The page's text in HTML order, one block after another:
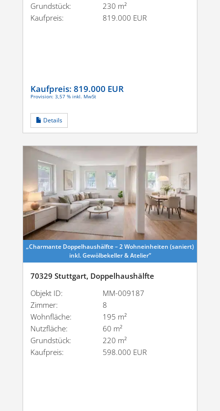
Grundstück:
230 m²
Kaufpreis:
819.000 EUR
Kaufpreis: 819.000 EUR
Provision: 3,57 % inkl. MwSt
Details
„Charmante Doppel­haus­hälfte – 2 Wohnein­heiten (saniert)
inkl. Gewöl­be­keller & Atelier”
70329 Stuttgart, Doppelhaushälfte
Objekt ID:
MM-009187
Zimmer:
8
Wohnfläche:
195 m²
Nutzfläche:
60 m²
Grundstück:
220 m²
Kaufpreis:
598.000 EUR